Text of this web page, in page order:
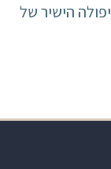
הישיר של